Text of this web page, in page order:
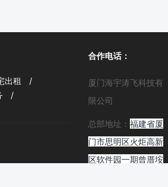
出租
/
/
合作电话：
厦门海宇涛飞科技有
限公司
总部地址： 福建省厦
门市思明区火炬高新
区软件园一期曾厝垵